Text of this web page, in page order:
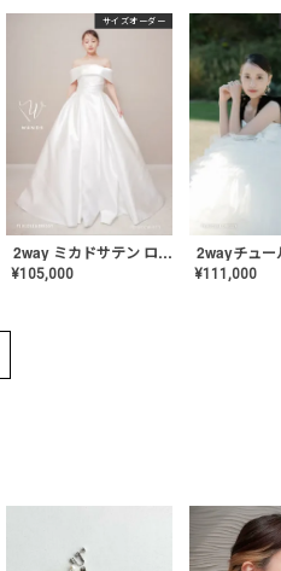
サイズオーダー
2way ミカドサテン ロールカラードレス〈PD-WDOR-511〉
¥105,000 ¥111,000